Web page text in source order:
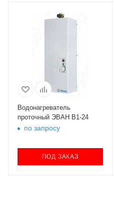
Водонагреватель
проточный ЭВАН В1-24
по запросу
ПОД ЗАКАЗ